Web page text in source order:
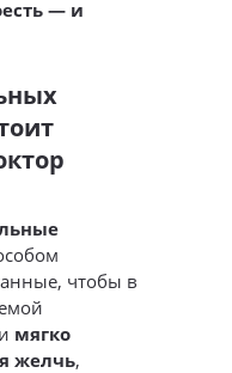
— и
чтобы в
мягко
желчь,